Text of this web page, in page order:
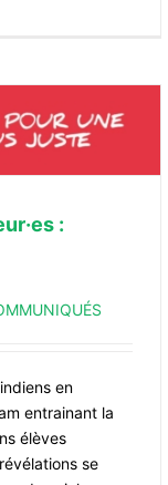
:
en
entrainant la
élèves
se